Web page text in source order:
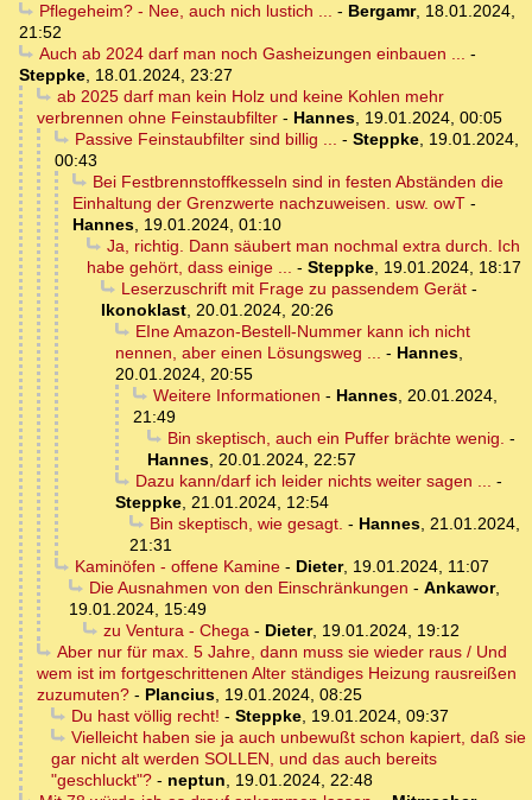
Pflegeheim? - Nee, auch nich lustich ... - Bergamr, 18.01.2024,
21:52
Auch ab 2024 darf man noch Gasheizungen einbauen ... -
Steppke, 18.01.2024, 23:27
ab 2025 darf man kein Holz und keine Kohlen mehr
verbrennen ohne Feinstaubfilter - Hannes, 19.01.2024, 00:05
Passive Feinstaubfilter sind billig ... - Steppke, 19.01.2024,
00:43
Bei Festbrennstoffkesseln sind in festen Abständen die
Einhaltung der Grenzwerte nachzuweisen. usw. owT -
Hannes, 19.01.2024, 01:10
Ja, richtig. Dann säubert man nochmal extra durch. Ich
habe gehört, dass einige ... - Steppke, 19.01.2024, 18:17
Leserzuschrift mit Frage zu passendem Gerät-
Ikonoklast, 20.01.2024, 20:26
EIne Amazon-Bestell-Nummer kann ich nicht
nennen, aber einen Lösungsweg ... - Hannes,
20.01.2024, 20:55
Weitere Informationen - Hannes, 20.01.2024,
21:49
Bin skeptisch, auch ein Puffer brächte wenig. -
Hannes, 20.01.2024, 22:57
Dazu kann/darf ich leider nichts weiter sagen ... -
Steppke, 21.01.2024, 12:54
Bin skeptisch, wie gesagt. - Hannes, 21.01.2024,
21:31
Kaminöfen - offene Kamine- Dieter, 19.01.2024, 11:07
Die Ausnahmen von den Einschränkungen - Ankawor,
19.01.2024, 15:49
zu Ventura - Chega- Dieter, 19.01.2024, 19:12
Aber nur für max. 5 Jahre, dann muss sie wieder raus / Und
wem ist im fortgeschrittenen Alter ständiges Heizung rausreißen
zuzumuten? - Plancius, 19.01.2024, 08:25
Du hast völlig recht! - Steppke, 19.01.2024, 09:37
Vielleicht haben sie ja auch unbewußt schon kapiert, daß sie
gar nicht alt werden SOLLEN, und das auch bereits
"geschluckt"? - neptun, 19.01.2024, 22:48